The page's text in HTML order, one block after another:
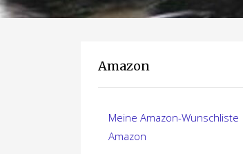
Amazon
Meine Amazon-Wunschliste
Amazon